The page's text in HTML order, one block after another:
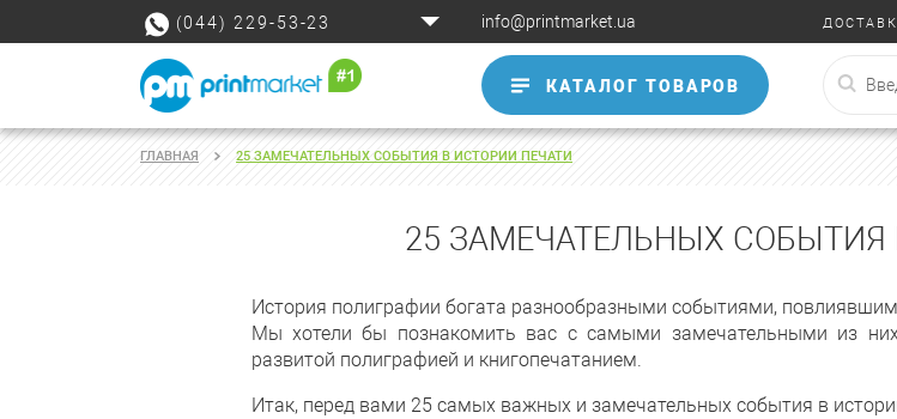
(044) 229-53-23 info@printmarket.ua
КАТАЛОГ ТОВАРОВ
ГЛАВНАЯ 25 ЗАМЕЧАТЕЛЬНЫХ СОБЫТИЯ В ИСТОРИИ ПЕЧАТИ
25 ЗАМЕЧАТЕЛЬНЫХ СОБЫТИЯ
История полиграфии богата разнообразными событиями,
Мы хотели бы познакомить вас с самыми замечательными из
развитой полиграфией и книгопечатанием.
Итак, перед вами 25 самых важных и замечательных события в